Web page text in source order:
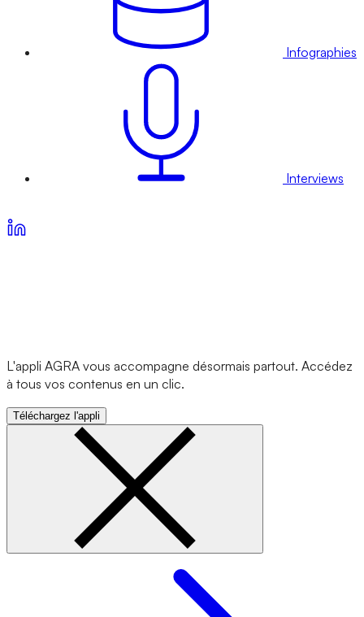
Infographies
Interviews
L'appli AGRA vous accompagne désormais partout. Accédez
à tous vos contenus en un clic.
Téléchargez l'appli